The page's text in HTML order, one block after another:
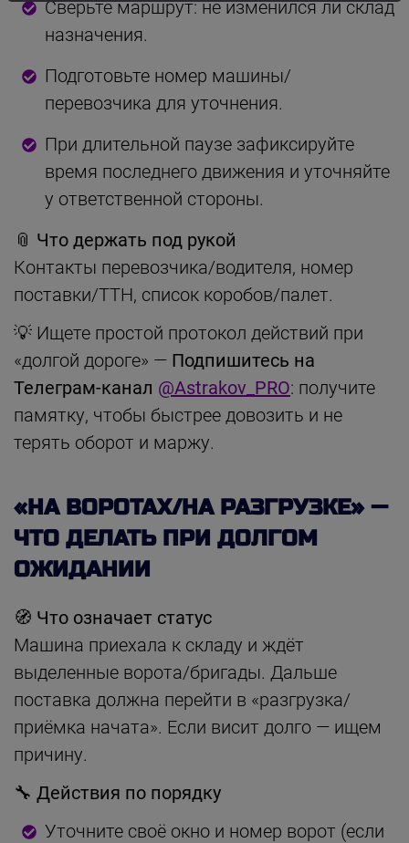
Сверьте маршрут: не изменился ли склад
назначения.
Подготовьте номер машины/
перевозчика для уточнения.
При длительной паузе зафиксируйте
время последнего движения и уточняйте
у ответственной стороны.
📎 Что держать под рукой
Контакты перевозчика/водителя, номер
поставки/ТТН, список коробов/палет.
💡 Ищете простой протокол действий при
«долгой дороге» — Подпишитесь на
Телеграм-канал @Astrakov_PRO: получите
памятку, чтобы быстрее довозить и не
терять оборот и маржу.
«НА ВОРОТАХ/НА РАЗГРУЗКЕ» —
ЧТО ДЕЛАТЬ ПРИ ДОЛГОМ
ОЖИДАНИИ
🧭 Что означает статус
Машина приехала к складу и ждёт
выделенные ворота/бригады. Дальше
поставка должна перейти в «разгрузка/
приёмка начата». Если висит долго — ищем
причину.
🔧 Действия по порядку
Уточните своё окно и номер ворот (если